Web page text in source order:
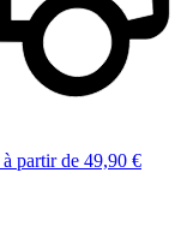
à partir de 49,90 €